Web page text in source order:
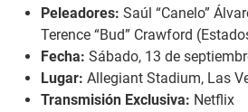
Peleadores: Saúl “Canelo”
Terence “Bud” Crawford
Fecha: Sábado, 13 de
Lugar: Allegiant Stadium, Las
Transmisión Exclusiva: Netflix